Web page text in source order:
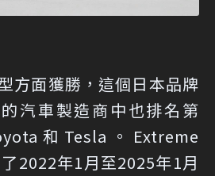
方面獲勝，這個日本品牌
汽車製造商中也排名第
和Tesla。Extreme
2022年1月至2025年1月